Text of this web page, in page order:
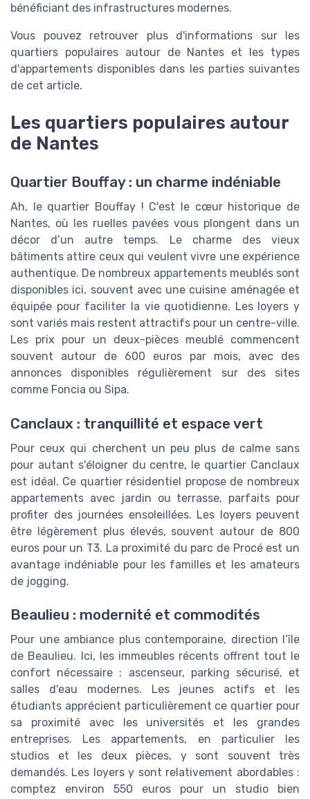
bénéficiant des infrastructures modernes.
Vous pouvez retrouver plus d'informations sur les
quartiers populaires autour de Nantes et les types
d'appartements disponibles dans les parties suivantes
de cet article.
Les quartiers populaires autour
de Nantes
Quartier Bouffay : un charme indéniable
Ah, le quartier Bouffay ! C'est le cœur historique de
Nantes, où les ruelles pavées vous plongent dans un
décor d’un autre temps. Le charme des vieux
bâtiments attire ceux qui veulent vivre une expérience
authentique. De nombreux appartements meublés sont
disponibles ici, souvent avec une cuisine aménagée et
équipée pour faciliter la vie quotidienne. Les loyers y
sont variés mais restent attractifs pour un centre-ville.
Les prix pour un deux-pièces meublé commencent
souvent autour de 600 euros par mois, avec des
annonces disponibles régulièrement sur des sites
comme Foncia ou Sipa.
Canclaux : tranquillité et espace vert
Pour ceux qui cherchent un peu plus de calme sans
pour autant s'éloigner du centre, le quartier Canclaux
est idéal. Ce quartier résidentiel propose de nombreux
appartements avec jardin ou terrasse, parfaits pour
profiter des journées ensoleillées. Les loyers peuvent
être légèrement plus élevés, souvent autour de 800
euros pour un T3. La proximité du parc de Procé est un
avantage indéniable pour les familles et les amateurs
de jogging.
Beaulieu : modernité et commodités
Pour une ambiance plus contemporaine, direction l’île
de Beaulieu. Ici, les immeubles récents offrent tout le
confort nécessaire : ascenseur, parking sécurisé, et
salles d'eau modernes. Les jeunes actifs et les
étudiants apprécient particulièrement ce quartier pour
sa proximité avec les universités et les grandes
entreprises. Les appartements, en particulier les
studios et les deux pièces, y sont souvent très
demandés. Les loyers y sont relativement abordables :
comptez environ 550 euros pour un studio bien